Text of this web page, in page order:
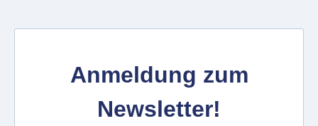
Anmeldung zum
Newsletter!